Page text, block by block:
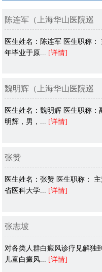
陈连军（上海华山医院巡
医生姓名：陈连军 医生职称
年毕业于原... [详情]
魏明辉（上海华山医院巡
医生姓名：魏明辉 医生职称
明辉，男，... [详情]
张赞
医生姓名：张赞 医生职称：
省医科大学... [详情]
张志坡
对各类人群白癜风诊疗见解独
儿童白癜风... [详情]